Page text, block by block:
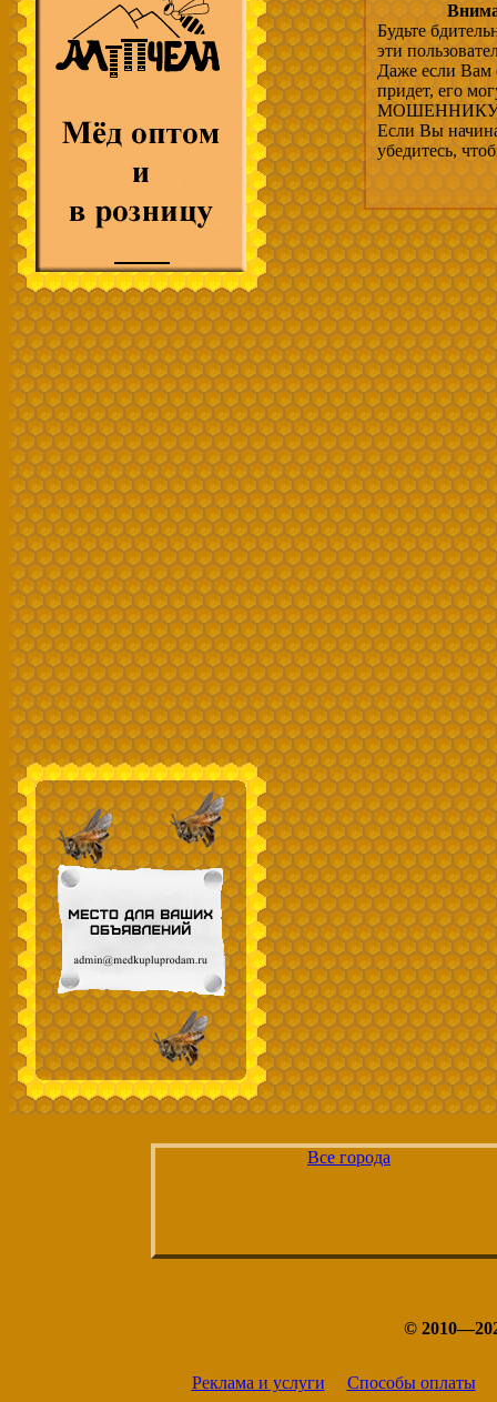
Будьте
эти
Даже если Вам
придет, его
МОШЕННИКУ,
Если Вы
убедитесь,
Все города
©
Реклама и услуги Способы оплаты